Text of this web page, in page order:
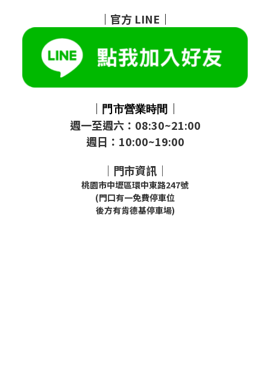
｜ 官方 LINE ｜
｜ 門市營業時間 ｜
週一至週六：08:30~21:00
週日：10:00~19:00
｜門市資訊｜
桃園市中壢區環中東路247號
(門口有一免費停車位
後方有肯德基停車場)